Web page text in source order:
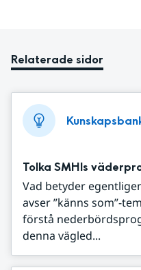
Relaterade sidor
Tolka SMHIs
Vad betyder
avser ”känns som”-
förstå
denna vägled...